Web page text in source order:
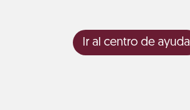
Ir al centro de ayuda